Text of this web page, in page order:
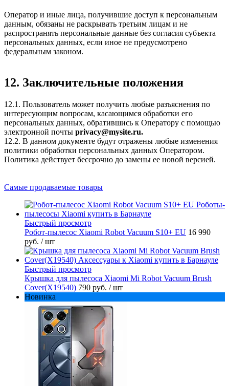
Оператор и иные лица, получившие доступ к персональным
данным, обязаны не раскрывать третьим лицам и не
распространять персональные данные без согласия субъекта
персональных данных, если иное не предусмотрено
федеральным законом.
12. Заключительные положения
12.1. Пользователь может получить любые разъяснения по
интересующим вопросам, касающимся обработки его
персональных данных, обратившись к Оператору с помощью
электронной почты privacy@mysite.ru.
12.2. В данном документе будут отражены любые изменения
политики обработки персональных данных Оператором.
Политика действует бессрочно до замены ее новой версией.
Самые продаваемые товары
Быстрый просмотр
Робот-пылесос Xiaomi Robot Vacuum S10+ EU 16 990
руб. / шт
Быстрый просмотр
Крышка для пылесоса Xiaomi Mi Robot Vacuum Brush
Cover(X19540) 790 руб. / шт
Новинка